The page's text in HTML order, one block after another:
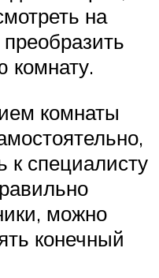
на
комнату.
комнаты
к специалисту
можно
конечный